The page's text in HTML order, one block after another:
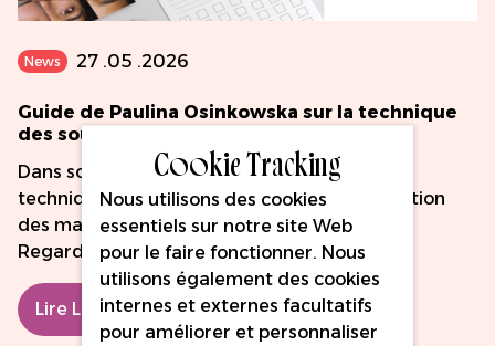
News 27 .05 .2026
Guide de Paulina Osinkowska sur la technique
des sourcils ombrés
Dans son tutoriel vidéo, Paulina détaille les
techniques exactes, les conseils de manipulation
des machines et les pigments qu'elle utilise.
Regardez la vidéo complète ici !
Lire La Suite
Cookie Tracking
Nous utilisons des cookies
essentiels sur notre site Web
pour le faire fonctionner. Nous
utilisons également des cookies
internes et externes facultatifs
pour améliorer et personnaliser